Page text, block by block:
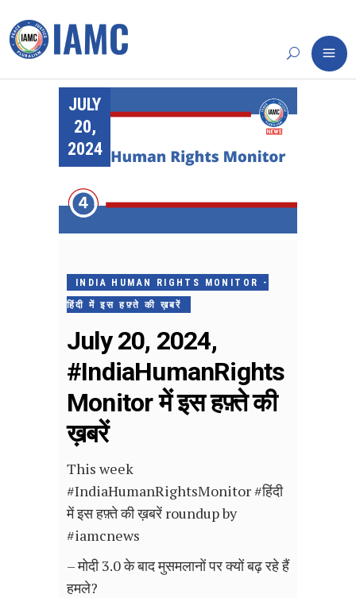
JULY
20,
2024
INDIA HUMAN RIGHTS MONITOR -
हिंदी में इस हफ़्ते की ख़बरें
July 20, 2024,
#IndiaHumanRights
Monitor में इस हफ़्ते की
ख़बरें
This week
#IndiaHumanRightsMonitor #हिंदी
में इस हफ़्ते की ख़बरें roundup by
#iamcnews
– मोदी 3.0 के बाद मुसमलानों पर क्यों बढ़ रहे हैं
हमले?